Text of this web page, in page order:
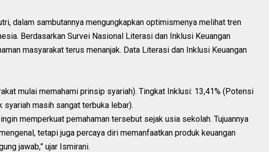
dalam sambutannya mengungkapkan optimismenya melihat tren
Berdasarkan Survei Nasional Literasi dan Inklusi Keuangan
masyarakat terus menanjak. Data Literasi dan Inklusi Keuangan
mulai memahami prinsip syariah). Tingkat Inklusi: 13,41% (Potensi
syariah masih sangat terbuka lebar).
memperkuat pemahaman tersebut sejak usia sekolah. Tujuannya
tetapi juga percaya diri memanfaatkan produk keuangan
jawab,” ujar Ismirani.